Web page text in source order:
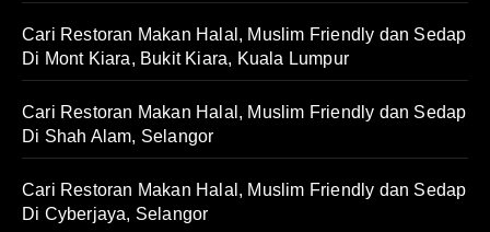
Cari Restoran Makan Halal, Muslim Friendly dan Sedap
Di Mont Kiara, Bukit Kiara, Kuala Lumpur
Cari Restoran Makan Halal, Muslim Friendly dan Sedap
Di Shah Alam, Selangor
Cari Restoran Makan Halal, Muslim Friendly dan Sedap
Di Cyberjaya, Selangor